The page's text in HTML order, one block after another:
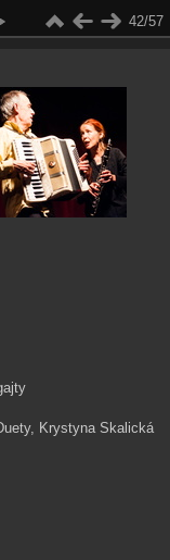
42/57
Krystyna Skalická